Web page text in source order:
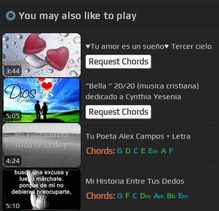
You may also like to play
3:44
♥Tu amor es un sueño♥ Tercer cielo
Request Chords
5:05
"Bella " 20/20 (musica cristiana)
dedicado a Cynthia Yesenia
Request Chords
4:24
Tu Poeta Alex Campos + Letra
Chords: G D C E Em A F
5:10
Mi Historia Entre Tus Dedos
Chords: G F C Dm Am Bb Em